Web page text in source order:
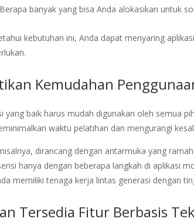
Berapa banyak yang bisa Anda alokasikan untuk
kebutuhan ini, Anda dapat menyaring
Kemudahan
yang baik harus mudah digunakan oleh semua
waktu pelatihan dan mengurangi
dirancang dengan antarmuka yang
hanya dengan beberapa langkah di aplikasi
memiliki tenaga kerja lintas generasi dengan
Tersedia Fitur Berbasis